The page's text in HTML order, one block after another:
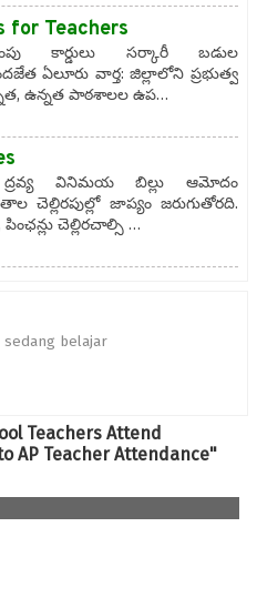
for Teachers
కార్డులు సర్కారీ బడుల
ఏలూరు వార్త: జిల్లాలోని ప్రభుత్వ
ఉన్నత పాఠశాలల ఉప…
వినిమయ బిల్లు ఆమోదం
చెల్లిరపుల్లో జాప్యం జరుగుతోరది.
చెల్లిరచాల్సి …
belajar
Teachers Attend
AP Teacher Attendance"